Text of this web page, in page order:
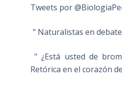
Tweets por
" Naturalistas en
" ¿Está usted de
Retórica en el corazón